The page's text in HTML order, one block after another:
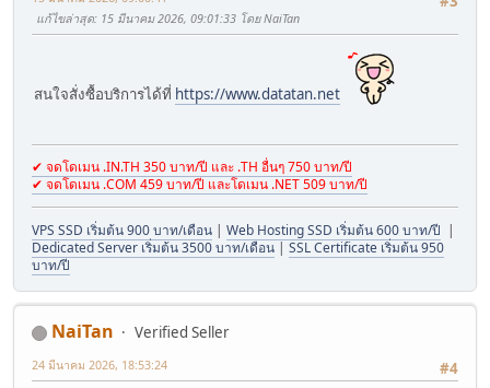
แก้ไขล่าสุด: 15 มีนาคม 2026, 09:01:33 โดย NaiTan
สนใจสั่งซื้อบริการได้ที่ https://www.datatan.net
✔ จดโดเมน .IN.TH 350 บาท/ปี และ .TH อื่นๆ 750 บาท/ปี
✔ จดโดเมน .COM 459 บาท/ปี และโดเมน .NET 509 บาท/ปี
VPS SSD เริ่มต้น 900 บาท/เดือน | Web Hosting SSD เริ่มต้น 600 บาท/ปี |
Dedicated Server เริ่มต้น 3500 บาท/เดือน | SSL Certificate เริ่มต้น 950
บาท/ปี
NaiTan
Verified Seller
#4
24 มีนาคม 2026, 18:53:24